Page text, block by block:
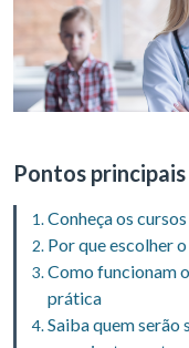
Pontos
Conheça os
Por que escolher
Como funcionam
prática
Saiba quem serão